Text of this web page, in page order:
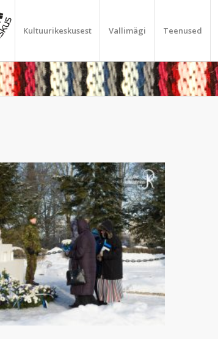
Kultuurikeskusest Vallimägi Teenused